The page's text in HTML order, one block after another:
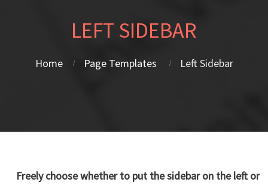
LEFT SIDEBAR
Home Page Templates Left Sidebar
Freely choose whether to put the sidebar on the left or